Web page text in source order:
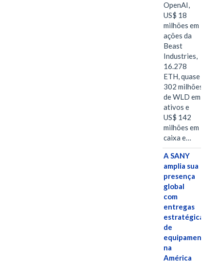
OpenAI,
US$ 18
milhões em
ações da
Beast
Industries,
16.278
ETH, quase
302 milhões
de WLD em
ativos e
US$ 142
milhões em
caixa e…
A SANY
amplia sua
presença
global
com
entregas
estratégicas
de
equipamentos
na
América